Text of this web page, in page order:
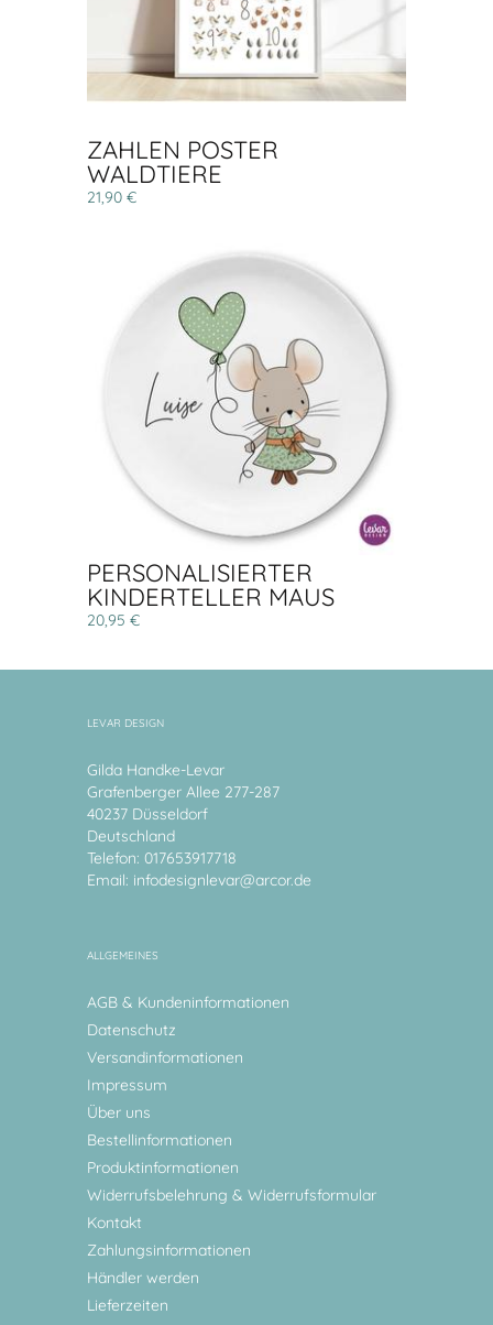
ZAHLEN POSTER
WALDTIERE
21,90 €
PERSONALISIERTER
KINDERTELLER MAUS
20,95 €
LEVAR DESIGN
Gilda Handke-Levar
Grafenberger Allee 277-287
40237 Düsseldorf
Deutschland
Telefon: 017653917718
Email: infodesignlevar@arcor.de
ALLGEMEINES
AGB & Kundeninformationen
Datenschutz
Versandinformationen
Impressum
Über uns
Bestellinformationen
Produktinformationen
Widerrufsbelehrung & Widerrufsformular
Kontakt
Zahlungsinformationen
Händler werden
Lieferzeiten